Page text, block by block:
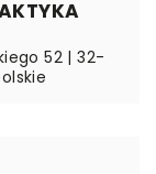
52 | 32-